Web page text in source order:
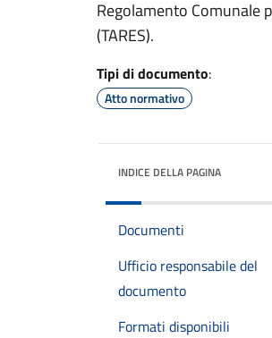
Regolamento Comunale
(TARES).
Tipi di documento:
Atto normativo
INDICE DELLA PAGINA
Documenti
Ufficio responsabile del
documento
Formati disponibili